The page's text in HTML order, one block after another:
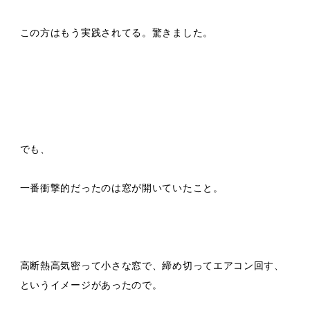
この方はもう実践されてる。驚きました。
でも、
一番衝撃的だったのは窓が開いていたこと。
高断熱高気密って小さな窓で、締め切ってエアコン回す、
というイメージがあったので。